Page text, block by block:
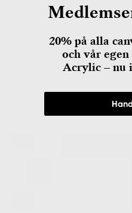
20% på alla
och vår
Acrylic – nu